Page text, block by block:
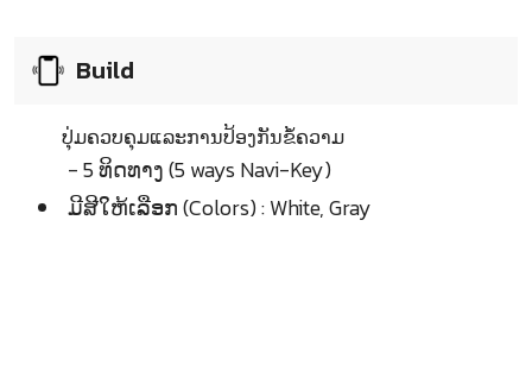
Build
ປຸ່ມຄວບຄຸມແລະການປ້ອງກັນຂໍ້ຄວາມ
- 5 ທິດທາງ (5 ways Navi-Key)
ມີສີໃຫ້ເລືອກ (Colors) : White, Gray